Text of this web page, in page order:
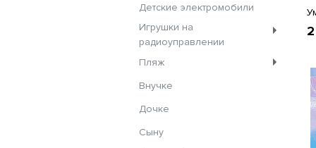
Детские электромобили
Игрушки на
радиоуправлении
Пляж
Внучке
Дочке
Сыну